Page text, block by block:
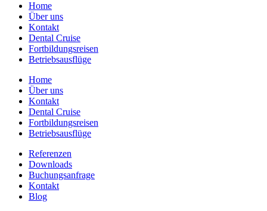
Home
Über uns
Kontakt
Dental Cruise
Fortbildungsreisen
Betriebsausflüge
Home
Über uns
Kontakt
Dental Cruise
Fortbildungsreisen
Betriebsausflüge
Referenzen
Downloads
Buchungsanfrage
Kontakt
Blog